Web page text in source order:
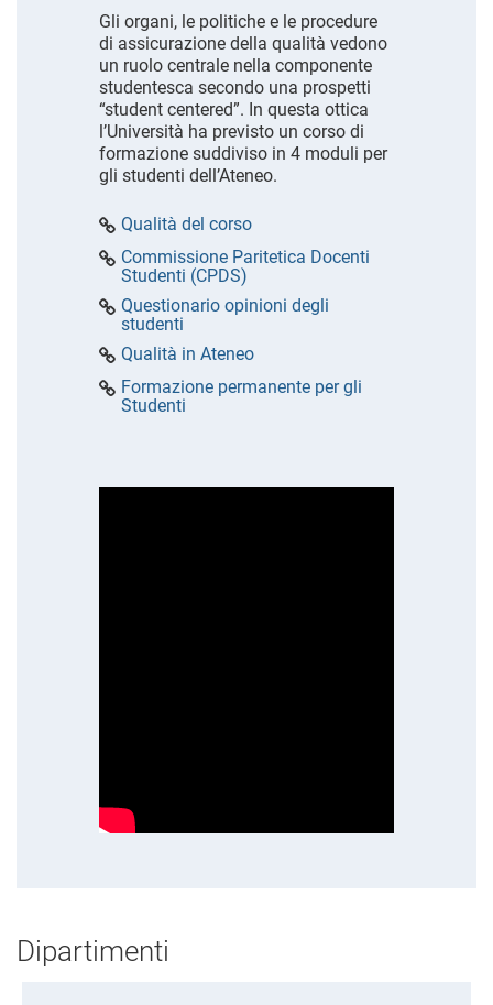
Gli organi, le politiche e le procedure
di assicurazione della qualità vedono
un ruolo centrale nella componente
studentesca secondo una prospetti
“student centered”. In questa ottica
l’Università ha previsto un corso di
formazione suddiviso in 4 moduli per
gli studenti dell’Ateneo.
Qualità del corso
Commissione Paritetica Docenti
Studenti (CPDS)
Questionario opinioni degli
studenti
Qualità in Ateneo
Formazione permanente per gli
Studenti
Dipartimenti